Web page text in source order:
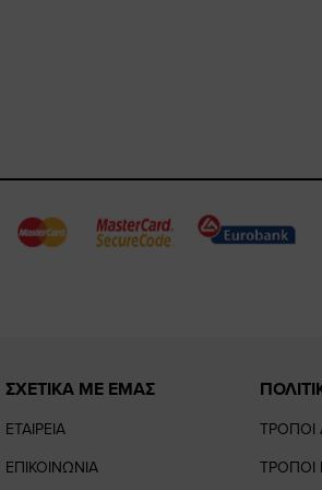
ΣΧΕΤΙΚΑ ΜΕ ΕΜΑΣ
ΕΤΑΙΡΕΙΑ
ΕΠΙΚΟΙΝΩΝΙΑ
ΤΡΟΠΟΙ